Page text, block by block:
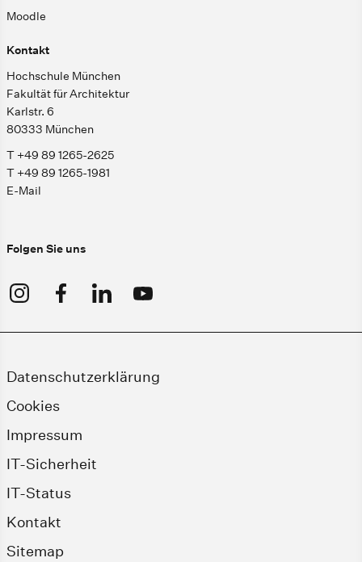
Moodle
Kontakt
Hochschule München
Fakultät für Architektur
Karlstr. 6
80333 München
T +49 89 1265-2625
T +49 89 1265-1981
E-Mail
Folgen Sie uns
Datenschutzerklärung
Cookies
Impressum
IT-Sicherheit
IT-Status
Kontakt
Sitemap